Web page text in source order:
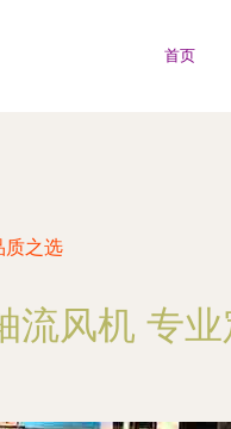
首页
质之选
流风机 专